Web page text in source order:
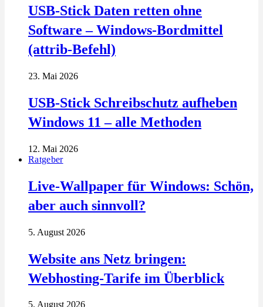
USB-Stick Daten retten ohne
Software – Windows-Bordmittel
(attrib-Befehl)
23. Mai 2026
USB-Stick Schreibschutz aufheben
Windows 11 – alle Methoden
12. Mai 2026
Ratgeber
Live-Wallpaper für Windows: Schön,
aber auch sinnvoll?
5. August 2026
Website ans Netz bringen:
Webhosting-Tarife im Überblick
5. August 2026